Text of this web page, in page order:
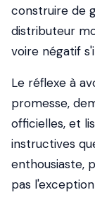
construire de
distributeur
voire négatif
Le réflexe à
promesse,
officielles, et
instructives
enthousiaste,
pas